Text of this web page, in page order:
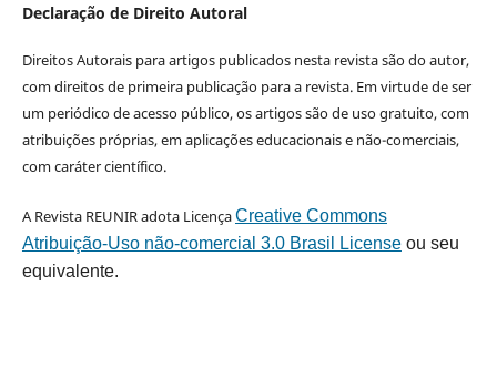
Declaração de Direito Autoral
Direitos Autorais para artigos publicados nesta revista são do autor,
com direitos de primeira publicação para a revista. Em virtude de ser
um periódico de acesso público, os artigos são de uso gratuito, com
atribuições próprias, em aplicações educacionais e não-comerciais,
com caráter científico.
A Revista REUNIR adota LicençaCreative Commons
Atribuição-Uso não-comercial 3.0 Brasil Licenseou seu
equivalente.